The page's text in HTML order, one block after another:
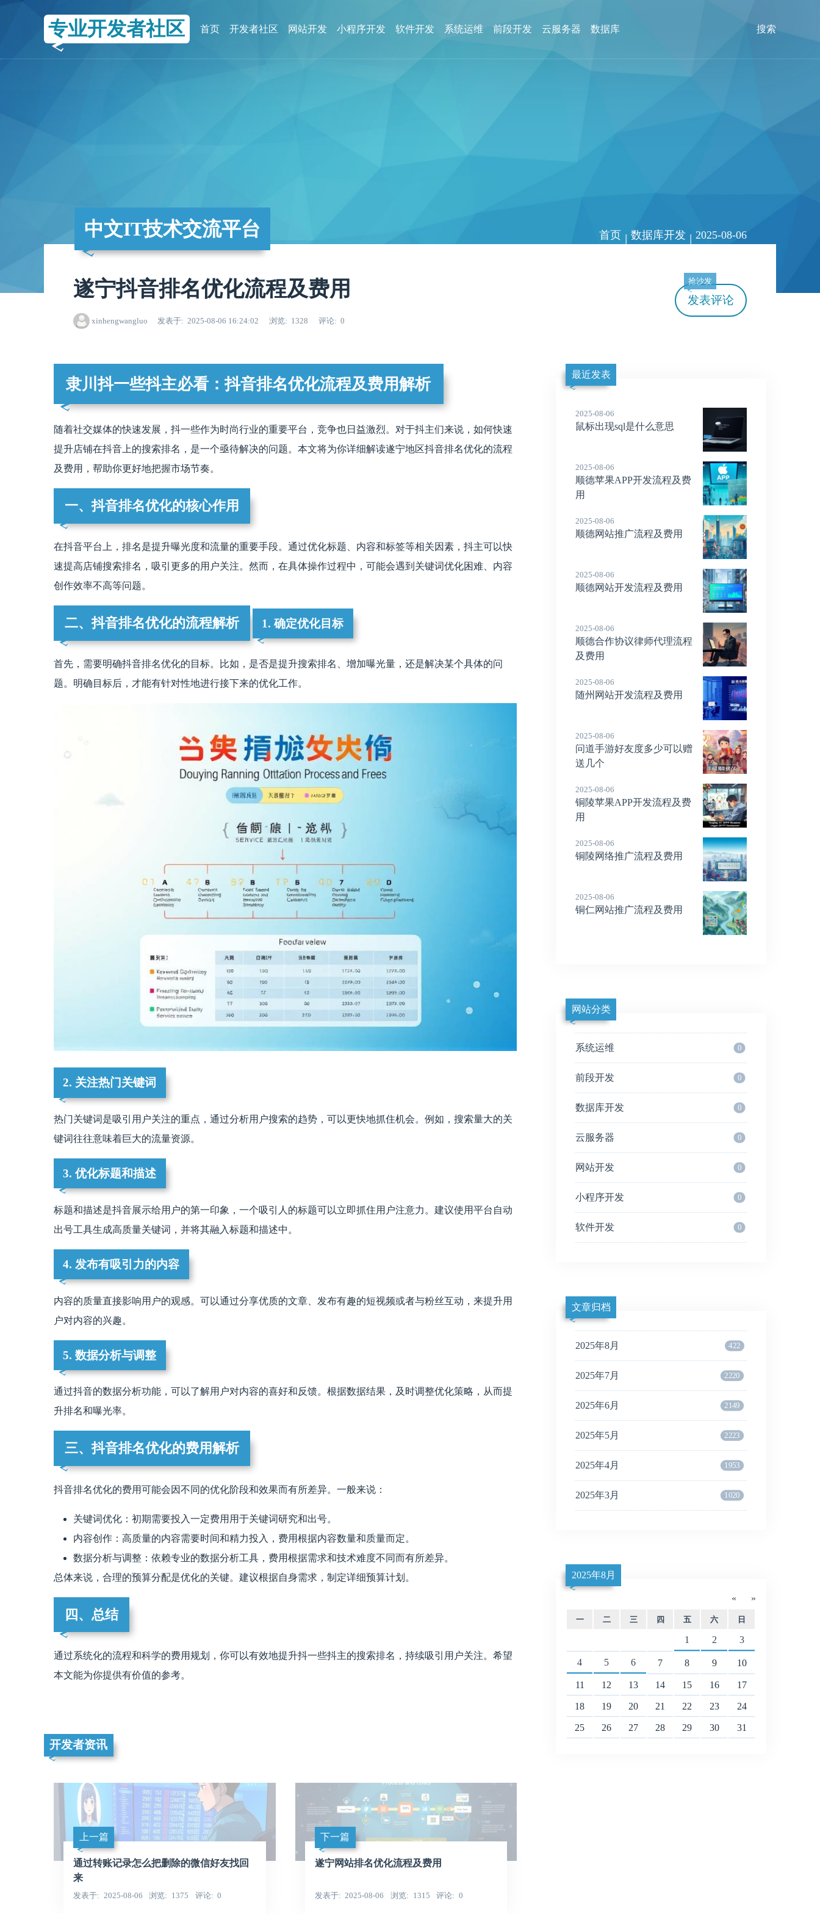
专业开发者社区 首页 开发者社区 网站开发 小程序开发 软件开发 系统运维 前段开发 云服务器 数据库 搜索
中文IT技术交流平台 首页 | 数据库开发 | 2025-08-06
遂宁抖音排名优化流程及费用
xinhengwangluo 发表于 2025-08-06 16:24:02 浏览 1328 评论 0
抢沙发
发表评论
隶川抖一些抖主必看：抖音排名优化流程及费用解析
随着社交媒体的快速发展，抖一些作为时尚行业的重要平台，竞争也日益激烈。对于抖主们来说，如何快速
提升店铺在抖音上的搜索排名，是一个亟待解决的问题。本文将为你详细解读遂宁地区抖音排名优化的流程
及费用，帮助你更好地把握市场节奏。
一、抖音排名优化的核心作用
在抖音平台上，排名是提升曝光度和流量的重要手段。通过优化标题、内容和标签等相关因素，抖主可以快
速提高店铺搜索排名，吸引更多的用户关注。然而，在具体操作过程中，可能会遇到关键词优化困难、内容
创作效率不高等问题。
二、抖音排名优化的流程解析 1. 确定优化目标
首先，需要明确抖音排名优化的目标。比如，是否是提升搜索排名、增加曝光量，还是解决某个具体的问
题。明确目标后，才能有针对性地进行接下来的优化工作。
2. 关注热门关键词
热门关键词是吸引用户关注的重点，通过分析用户搜索的趋势，可以更快地抓住机会。例如，搜索量大的关
键词往往意味着巨大的流量资源。
3. 优化标题和描述
标题和描述是抖音展示给用户的第一印象，一个吸引人的标题可以立即抓住用户注意力。建议使用平台自动
出号工具生成高质量关键词，并将其融入标题和描述中。
4. 发布有吸引力的内容
内容的质量直接影响用户的观感。可以通过分享优质的文章、发布有趣的短视频或者与粉丝互动，来提升用
户对内容的兴趣。
5. 数据分析与调整
通过抖音的数据分析功能，可以了解用户对内容的喜好和反馈。根据数据结果，及时调整优化策略，从而提
升排名和曝光率。
三、抖音排名优化的费用解析
抖音排名优化的费用可能会因不同的优化阶段和效果而有所差异。一般来说：
关键词优化：初期需要投入一定费用用于关键词研究和出号。
内容创作：高质量的内容需要时间和精力投入，费用根据内容数量和质量而定。
数据分析与调整：依赖专业的数据分析工具，费用根据需求和技术难度不同而有所差异。
总体来说，合理的预算分配是优化的关键。建议根据自身需求，制定详细预算计划。
四、总结
通过系统化的流程和科学的费用规划，你可以有效地提升抖一些抖主的搜索排名，持续吸引用户关注。希望
本文能为你提供有价值的参考。
开发者资讯
上一篇
通过转账记录怎么把删除的微信好友找回
来
发表于 2025-08-06 浏览 1375 评论 0
下一篇
遂宁网站排名优化流程及费用
发表于 2025-08-06 浏览 1315 评论 0
最近发表
2025-08-06
鼠标出现sql是什么意思
2025-08-06
顺德苹果APP开发流程及费
用
2025-08-06
顺德网站推广流程及费用
2025-08-06
顺德网站开发流程及费用
2025-08-06
顺德合作协议律师代理流程
及费用
2025-08-06
随州网站开发流程及费用
2025-08-06
问道手游好友度多少可以赠
送几个
2025-08-06
铜陵苹果APP开发流程及费
用
2025-08-06
铜陵网络推广流程及费用
2025-08-06
铜仁网站推广流程及费用
网站分类
系统运维 0
前段开发 0
数据库开发 0
云服务器 0
网站开发 0
小程序开发 0
软件开发 0
文章归档
2025年8月 422
2025年7月 2220
2025年6月 2149
2025年5月 2223
2025年4月 1953
2025年3月 1020
«
2025年8月
»
一 二 三 四 五 六 日
1 2 3
4 5 6 7 8 9 10
11 12 13 14 15 16 17
18 19 20 21 22 23 24
25 26 27 28 29 30 31